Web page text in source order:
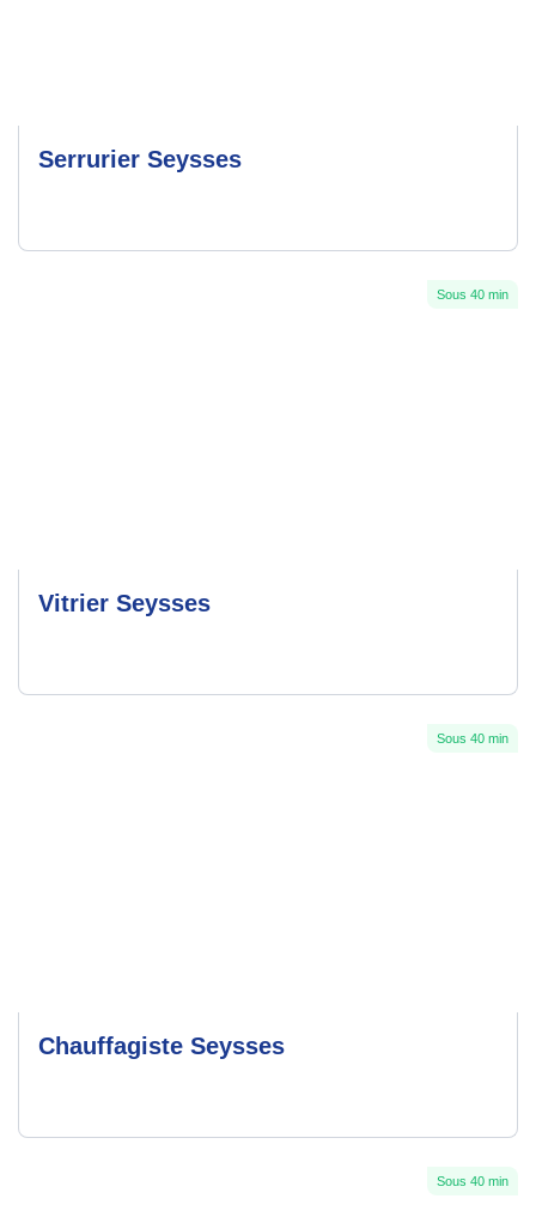
Serrurier Seysses
Sous 40 min
Vitrier Seysses
Sous 40 min
Chauffagiste Seysses
Sous 40 min